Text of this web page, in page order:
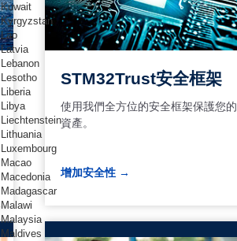
Kuwait
Kyrgyzstan
Lao
Latvia
Lebanon
Lesotho
Liberia
Libya
Liechtenstein
Lithuania
Luxembourg
Macao
Macedonia
Madagascar
Malawi
Malaysia
Maldives
STM32Trust安全框架
使用我們全方位的安全框架保護您的
資產。
增加安全性 →